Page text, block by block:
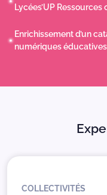
Lycées’UP
Enrichissement d’un
numériques
COLLECTIVITÉS